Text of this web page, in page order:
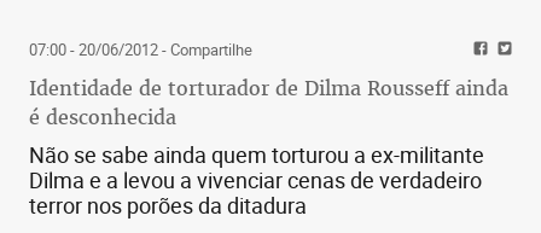
07:00 - 20/06/2012- Compartilhe
Identidade de torturador de Dilma Rousseff ainda
é desconhecida
Não se sabe ainda quem torturou a ex-militante
Dilma e a levou a vivenciar cenas de verdadeiro
terror nos porões da ditadura